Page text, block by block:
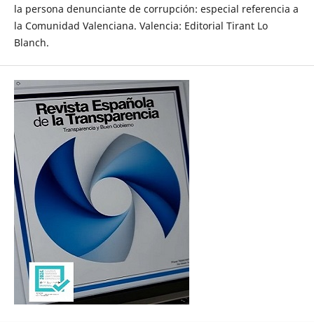
la persona denunciante de corrupción: especial referencia a
la Comunidad Valenciana. Valencia: Editorial Tirant Lo
Blanch.